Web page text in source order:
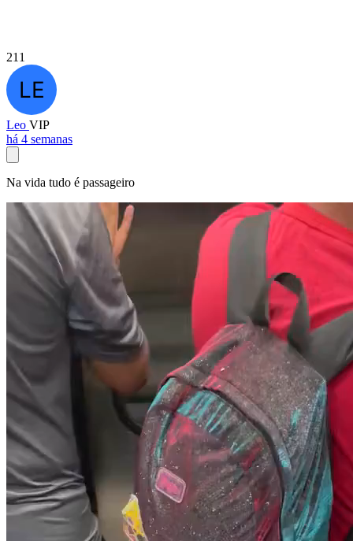
211
Leo VIP
há 4 semanas
Na vida tudo é passageiro